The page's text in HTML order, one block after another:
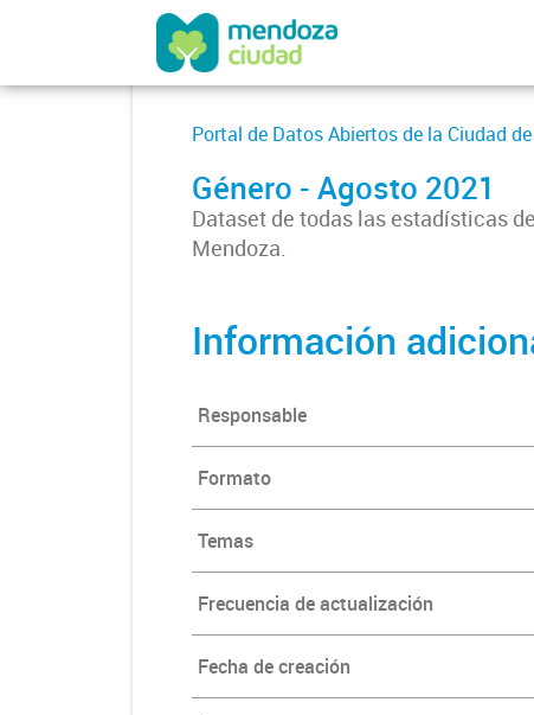
Portal de Datos Abiertos de la Ciudad
Género - Agosto 2021
Dataset de todas las estadísticas
Mendoza.
Información
Responsable
Formato
Temas
Frecuencia de actualización
Fecha de creación